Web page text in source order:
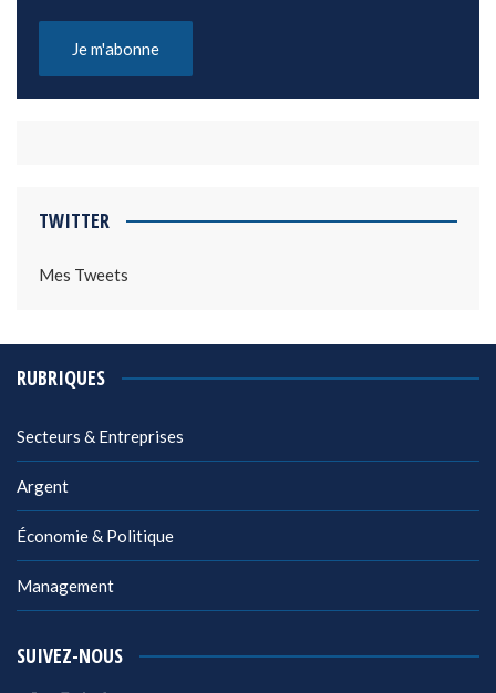
TWITTER
Mes Tweets
RUBRIQUES
Secteurs & Entreprises
Argent
Économie & Politique
Management
SUIVEZ-NOUS